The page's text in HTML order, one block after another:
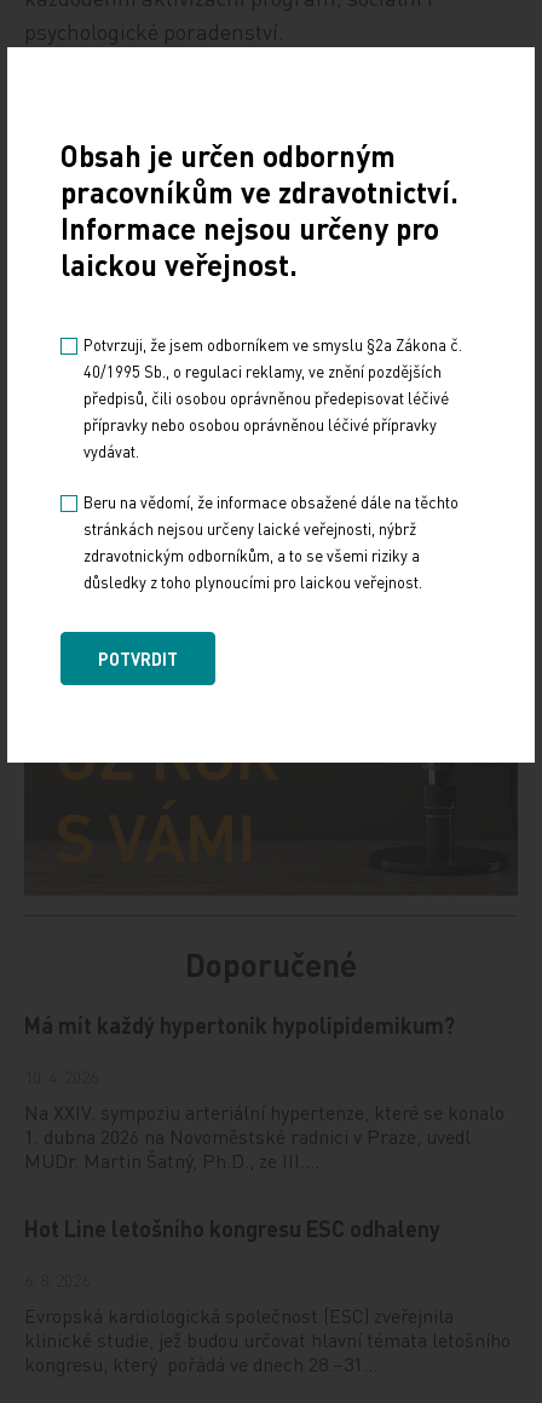
psychologické poradenství.
IMPORT: TITULY
Sdílejte článek
Doporučené
Má mít každý hypertonik hypolipidemikum?
Na XXIV. sympoziu arteriální hypertenze, které se konalo
1. dubna 2026 na Novoměstské radnici v Praze, uvedl
MUDr. Martin Šatný, Ph.D., ze III.…
Hot Line letošního kongresu ESC odhaleny
Evropská kardiologická společnost (ESC) zveřejnila
klinické studie, jež budou určovat hlavní témata letošního
kongresu, který pořádá ve dnech 28.–31…
Obsah je určen odborným
pracovníkům ve zdravotnictví.
Informace nejsou určeny pro
laickou veřejnost.
Potvrzuji, že jsem odborníkem ve smyslu §2a Zákona č.
40/1995 Sb., o regulaci reklamy, ve znění pozdějších
předpisů, čili osobou oprávněnou předepisovat léčivé
přípravky nebo osobou oprávněnou léčivé přípravky
vydávat.
Beru na vědomí, že informace obsažené dále na těchto
stránkách nejsou určeny laické veřejnosti, nýbrž
zdravotnickým odborníkům, a to se všemi riziky a
důsledky z toho plynoucími pro laickou veřejnost.
POTVRDIT